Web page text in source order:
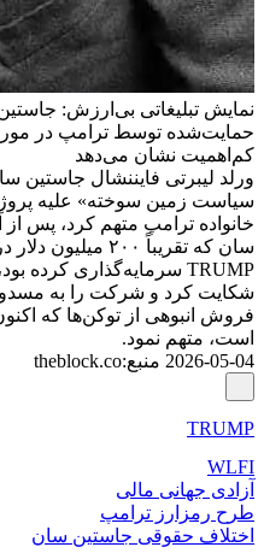
نمایش تبلیغاتی بی‌ارزش:
حمایت‌شده توسط ترامپ در
کم‌اهمیت نشان می‌دهد
ورلد لیبرتی فایننشال جاستین
سیاست زمین سوخته» علیه
خانواده ترامپ متهم کرد، پس
شکایت کرد و شرکت را به مسدود
است، متهم نمود.
2026-05-04 منبع:
theblock.co
TRUMP
WLFI
آزادی جهانی مالی
طرح رمزارز ترامپ
اختلاف حقوقی جاستین سان